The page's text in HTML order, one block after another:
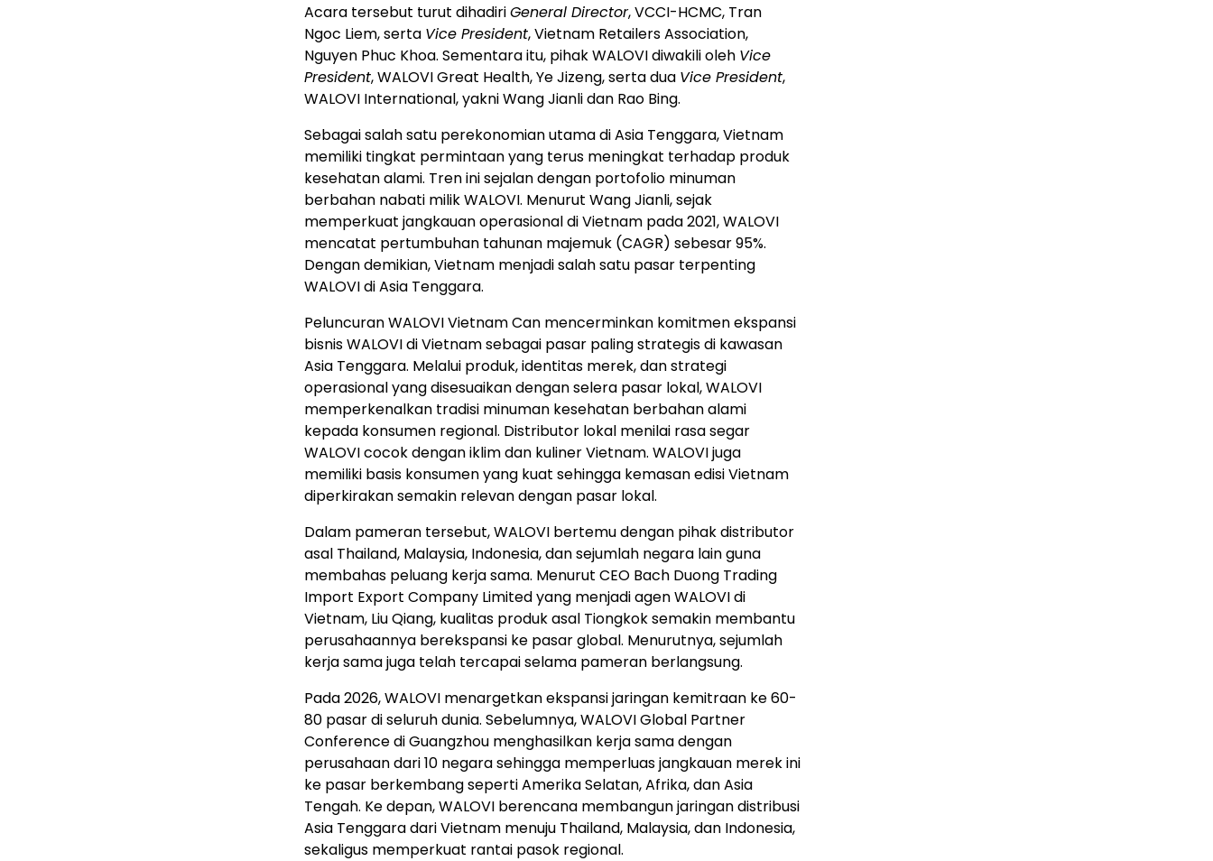
Acara tersebut turut dihadiriGeneral Director, VCCI-HCMC, Tran
Ngoc Liem, serta Vice President, Vietnam Retailers Association,
Nguyen Phuc Khoa. Sementara itu, pihak WALOVI diwakili oleh Vice
President, WALOVI Great Health, Ye Jizeng, serta dua Vice President,
WALOVI International, yakni Wang Jianli dan Rao Bing.
Sebagai salah satu perekonomian utama di Asia Tenggara, Vietnam
memiliki tingkat permintaan yang terus meningkat terhadap produk
kesehatan alami. Tren ini sejalan dengan portofolio minuman
berbahan nabati milik WALOVI. Menurut Wang Jianli, sejak
memperkuat jangkauan operasional di Vietnam pada 2021, WALOVI
mencatat pertumbuhan tahunan majemuk (CAGR) sebesar 95%.
Dengan demikian, Vietnam menjadi salah satu pasar terpenting
WALOVI di Asia Tenggara.
Peluncuran WALOVI Vietnam Can mencerminkan komitmen ekspansi
bisnis WALOVI di Vietnam sebagai pasar paling strategis di kawasan
Asia Tenggara. Melalui produk, identitas merek, dan strategi
operasional yang disesuaikan dengan selera pasar lokal, WALOVI
memperkenalkan tradisi minuman kesehatan berbahan alami
kepada konsumen regional. Distributor lokal menilai rasa segar
WALOVI cocok dengan iklim dan kuliner Vietnam. WALOVI juga
memiliki basis konsumen yang kuat sehingga kemasan edisi Vietnam
diperkirakan semakin relevan dengan pasar lokal.
Dalam pameran tersebut, WALOVI bertemu dengan pihak distributor
asal Thailand, Malaysia, Indonesia, dan sejumlah negara lain guna
membahas peluang kerja sama. Menurut CEO Bach Duong Trading
Import Export Company Limited yang menjadi agen WALOVI di
Vietnam, Liu Qiang, kualitas produk asal Tiongkok semakin membantu
perusahaannya berekspansi ke pasar global. Menurutnya, sejumlah
kerja sama juga telah tercapai selama pameran berlangsung.
Pada 2026, WALOVI menargetkan ekspansi jaringan kemitraan ke 60-
80 pasar di seluruh dunia. Sebelumnya, WALOVI Global Partner
Conference di Guangzhou menghasilkan kerja sama dengan
perusahaan dari 10 negara sehingga memperluas jangkauan merek ini
ke pasar berkembang seperti Amerika Selatan, Afrika, dan Asia
Tengah. Ke depan, WALOVI berencana membangun jaringan distribusi
Asia Tenggara dari Vietnam menuju Thailand, Malaysia, dan Indonesia,
sekaligus memperkuat rantai pasok regional.